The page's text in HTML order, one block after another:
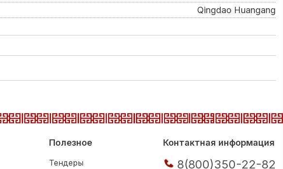
Qingdao Huangang
Полезное
Тендеры
Контактная информация
8(800)350-22-82